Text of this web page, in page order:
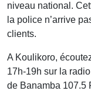
niveau national.
la police n’arrive
clients.
A Koulikoro,
17h-19h sur la
de Banamba 107.5